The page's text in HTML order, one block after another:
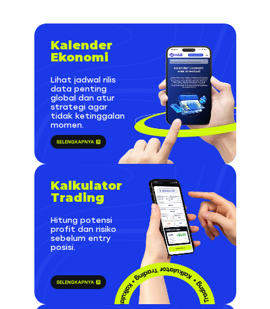
Kalender
Ekonomi
Lihat jadwal rilis
data penting
global dan atur
strategi agar
tidak ketinggalan
momen.
Kalkulator
Trading
Hitung potensi
profit dan risiko
sebelum entry
posisi.